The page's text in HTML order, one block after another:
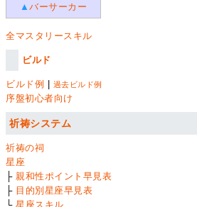
▲バーサーカー
全マスタリースキル
ビルド
ビルド例 過去ビルド例
序盤初心者向け
祈祷システム
祈祷の祠
星座
├親和性ポイント早見表
├ 目的別星座早見表
└星座スキル